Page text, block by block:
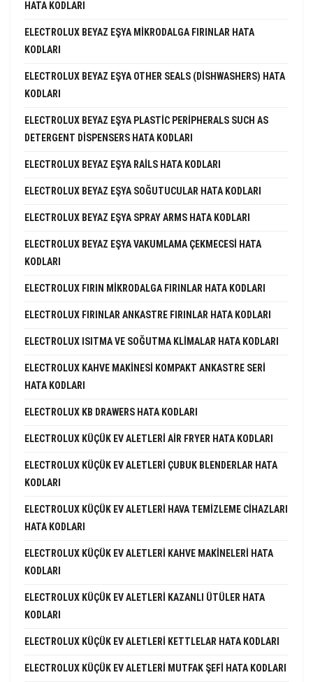
HATA KODLARI
ELECTROLUX BEYAZ EŞYA MIKRODALGA FIRINLAR HATA
KODLARI
ELECTROLUX BEYAZ EŞYA OTHER SEALS (DISHWASHERS) HATA
KODLARI
ELECTROLUX BEYAZ EŞYA PLASTIC PERIPHERALS SUCH AS
DETERGENT DISPENSERS HATA KODLARI
ELECTROLUX BEYAZ EŞYA RAILS HATA KODLARI
ELECTROLUX BEYAZ EŞYA SOĞUTUCULAR HATA KODLARI
ELECTROLUX BEYAZ EŞYA SPRAY ARMS HATA KODLARI
ELECTROLUX BEYAZ EŞYA VAKUMLAMA ÇEKMECESI HATA
KODLARI
ELECTROLUX FIRIN MIKRODALGA FIRINLAR HATA KODLARI
ELECTROLUX FIRINLAR ANKASTRE FIRINLAR HATA KODLARI
ELECTROLUX ISITMA VE SOĞUTMA KLIMALAR HATA KODLARI
ELECTROLUX KAHVE MAKINESI KOMPAKT ANKASTRE SERI
HATA KODLARI
ELECTROLUX KB DRAWERS HATA KODLARI
ELECTROLUX KÜÇÜK EV ALETLERI AIR FRYER HATA KODLARI
ELECTROLUX KÜÇÜK EV ALETLERI ÇUBUK BLENDERLAR HATA
KODLARI
ELECTROLUX KÜÇÜK EV ALETLERI HAVA TEMIZLEME CIHAZLARI
HATA KODLARI
ELECTROLUX KÜÇÜK EV ALETLERI KAHVE MAKINELERI HATA
KODLARI
ELECTROLUX KÜÇÜK EV ALETLERI KAZANLI ÜTÜLER HATA
KODLARI
ELECTROLUX KÜÇÜK EV ALETLERI KETTLELAR HATA KODLARI
ELECTROLUX KÜÇÜK EV ALETLERI MUTFAK ŞEFI HATA KODLARI